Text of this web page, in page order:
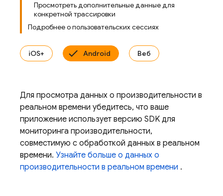
Просмотреть дополнительные данные для
конкретной трассировки
Подробнее о пользовательских сессиях
iOS+ Android Веб
Для просмотра данных о производительности в
реальном времени убедитесь, что ваше
приложение использует версию SDK для
мониторинга производительности,
совместимую с обработкой данных в реальном
времени. Узнайте больше о данных о
производительности в реальном времени .